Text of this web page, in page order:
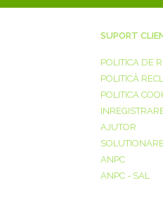
SUPORT
POLITICA DE
POLITICĂ
POLITICA
AJUTOR
ANPC
ANPC - SAL